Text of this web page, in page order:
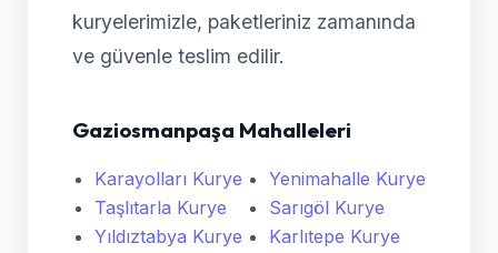
kuryelerimizle, paketleriniz zamanında
ve güvenle teslim edilir.
Gaziosmanpaşa Mahalleleri
Karayolları Kurye
Taşlıtarla Kurye
Yıldıztabya Kurye
Yenimahalle Kurye
Sarıgöl Kurye
Karlıtepe Kurye